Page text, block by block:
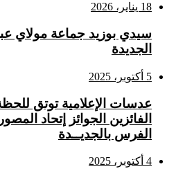
18 يناير، 2026
سيدي بوزيد جماعة مولاي
الجديدة
5 أكتوبر، 2025
عدسات الإعلامية توتق
الفائزين الجوائز إتحاد
الفرس بالجديــدة
4 أكتوبر، 2025